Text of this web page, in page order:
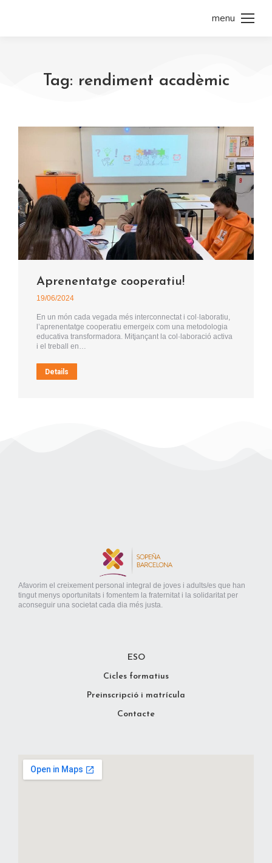
menu
Tag: rendiment acadèmic
Aprenentatge cooperatiu!
19/06/2024
En un món cada vegada més interconnectat i col·laboratiu,
l’aprenentatge cooperatiu emergeix com una metodologia
educativa transformadora. Mitjançant la col·laboració activa
i el treball en…
Details
Afavorim el creixement personal integral de joves i adults/es que han
tingut menys oportunitats i fomentem la fraternitat i la solidaritat per
aconseguir una societat cada dia més justa.
ESO
Cicles formatius
Preinscripció i matrícula
Contacte